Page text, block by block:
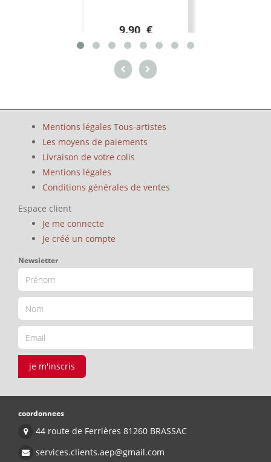
9.90 €
Mentions légales Tous-artistes
Les moyens de paiements
Livraison de votre colis
Mentions légales
Conditions générales de ventes
Espace client
Je me connecte
Je créé un compte
Newsletter
je m'inscris
coordonnees
44 route de Ferrières 81260 BRASSAC
services.clients.aep@gmail.com